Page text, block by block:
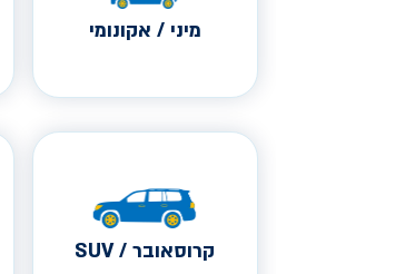
מיני / אקונומי
קרוסאובר / SUV